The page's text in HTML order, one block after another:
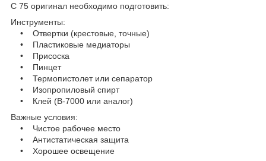
C 75 оригинал необходимо подготовить:
Инструменты:
• Отвертки (крестовые, точные)
• Пластиковые медиаторы
• Присоска
• Пинцет
• Термопистолет или сепаратор
• Изопропиловый спирт
• Клей (B-7000 или аналог)
Важные условия:
• Чистое рабочее место
• Антистатическая защита
• Хорошее освещение